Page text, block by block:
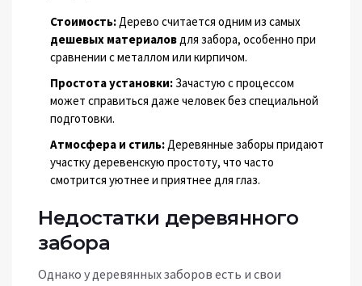
Стоимость:Дерево считается одним из самых
дешевых материаловдля забора, особенно при
сравнении с металлом или кирпичом.
Простота установки:Зачастую с процессом
может справиться даже человек без специальной
подготовки.
Атмосфера и стиль:Деревянные заборы придают
участку деревенскую простоту, что часто
смотрится уютнее и приятнее для глаз.
Недостатки деревянного
забора
Однако у деревянных заборов есть и свои